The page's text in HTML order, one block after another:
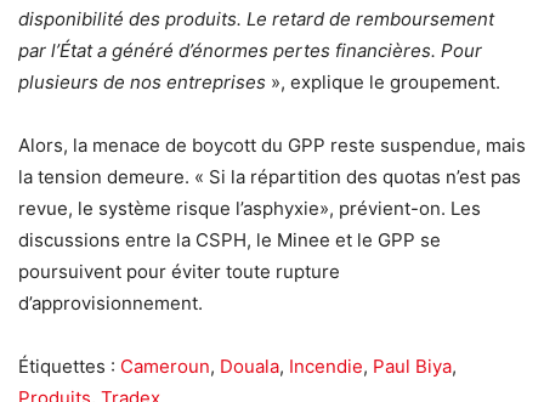
disponibilité des produits. Le retard de remboursement
par l’État a généré d’énormes pertes financières. Pour
plusieurs de nos entreprises », explique le groupement.
Alors, la menace de boycott du GPP reste suspendue, mais
la tension demeure. « Si la répartition des quotas n’est pas
revue, le système risque l’asphyxie», prévient-on. Les
discussions entre la CSPH, le Minee et le GPP se
poursuivent pour éviter toute rupture
d’approvisionnement.
Étiquettes : Cameroun, Douala, Incendie, Paul Biya,